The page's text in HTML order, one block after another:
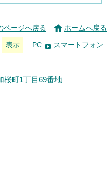
ページへ戻る ホームへ戻る
表示 PC スマートフォン
町1丁目69番地